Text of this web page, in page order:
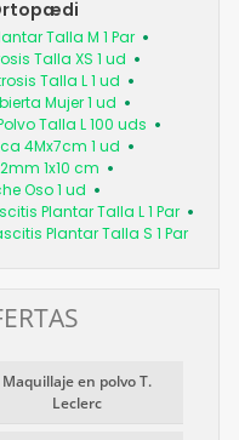
Talla M 1 Par
Talla XS 1 ud
Talla L 1 ud
Mujer 1 ud
Talla L 100 uds
4Mx7cm 1 ud
1x10 cm
Oso 1 ud
Plantar Talla L 1 Par
Plantar Talla S 1 Par
Maquillaje en polvo T.
Leclerc